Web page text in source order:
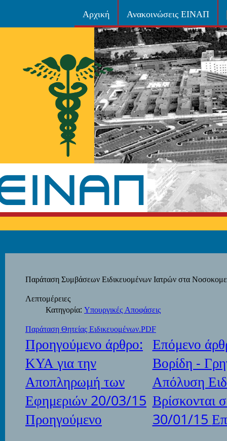
Αρχική Ανακοινώσεις ΕΙΝΑΠ
Παράταση Συμβάσεων Ειδικευομένων Ιατρών στα
Λεπτομέρειες
Κατηγορία: Υπουργικές Αποφάσεις
Παράταση Θητείας Ειδικευομένων.PDF
Προηγούμενο άρθρο:
ΚΥΑ για την
Αποπληρωμή των
Εφημεριών 20/03/15
Προηγούμενο
Επόμενο
Βορίδη -
Απόλυση
Βρίσκονται
30/01/15